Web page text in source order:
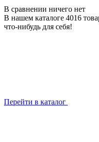
В сравнении ничего нет
В нашем каталоге 4016
что-нибудь для себя!
Перейти в каталог